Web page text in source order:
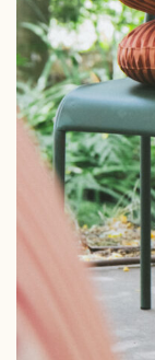
la
página
de